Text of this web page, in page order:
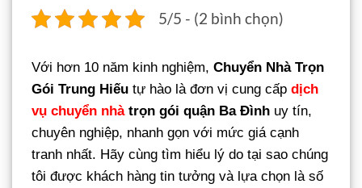
5/5 - (2 bình chọn)
Với hơn 10 năm kinh nghiệm, Chuyển Nhà Trọn
Gói Trung Hiếu tự hào là đơn vị cung cấp dịch
vụ chuyển nhàtrọn gói quận Ba Đình uy tín,
chuyên nghiệp, nhanh gọn với mức giá cạnh
tranh nhất. Hãy cùng tìm hiểu lý do tại sao chúng
tôi được khách hàng tin tưởng và lựa chọn là số